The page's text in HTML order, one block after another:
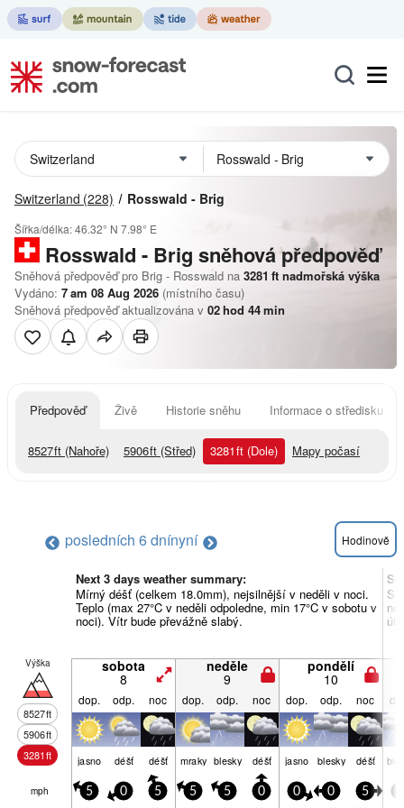
Switzerland (228) Rosswald - Brig
Šířka/délka:46.32° N 7.98° E
Rosswald - Brig sněhová předpověď
Sněhová předpověď pro Brig - Rosswald na 3281 ft nadmořská výška
Vydáno: 7 am 08 Aug 2026 (místního času)
Sněhová předpověď aktualizována v 02hod 44min
Předpověď Živě Historie sněhu Informace o středisku
8527ft (Nahoře) 5906ft (Střed) 3281ft (Dole) Mapy počasí
posledních 6 dnínyní Hodinově
Next 3 days weather summary:
Mírný déšť (celkem 18.0mm), nejsilnější v neděli v noci.
Teplo (max 27°C v neděli odpoledne, min 17°C v sobotu v
noci). Vítr bude převážně slabý.
Výška
8527ft
5906ft
3281ft
sobota
8
neděle
9
pondělí
10
dop. odp. noc dop. odp. noc dop. odp. noc
jasno déšť déšť mraky blesky déšť jasno blesky déšť
mph 5 0 5 5 5 0 0 0 5